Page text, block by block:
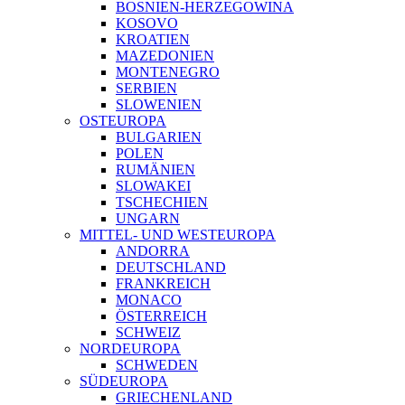
BOSNIEN-HERZEGOWINA
KOSOVO
KROATIEN
MAZEDONIEN
MONTENEGRO
SERBIEN
SLOWENIEN
OSTEUROPA
BULGARIEN
POLEN
RUMÄNIEN
SLOWAKEI
TSCHECHIEN
UNGARN
MITTEL- UND WESTEUROPA
ANDORRA
DEUTSCHLAND
FRANKREICH
MONACO
ÖSTERREICH
SCHWEIZ
NORDEUROPA
SCHWEDEN
SÜDEUROPA
GRIECHENLAND